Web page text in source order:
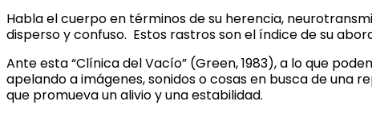
Habla el cuerpo en términos de su herencia,
disperso y confuso. Estos rastros son el índice de su
Ante esta “Clínica del Vacío” (Green, 1983), a lo que
apelando a imágenes, sonidos o cosas en busca de una
que promueva un alivio y una estabilidad.